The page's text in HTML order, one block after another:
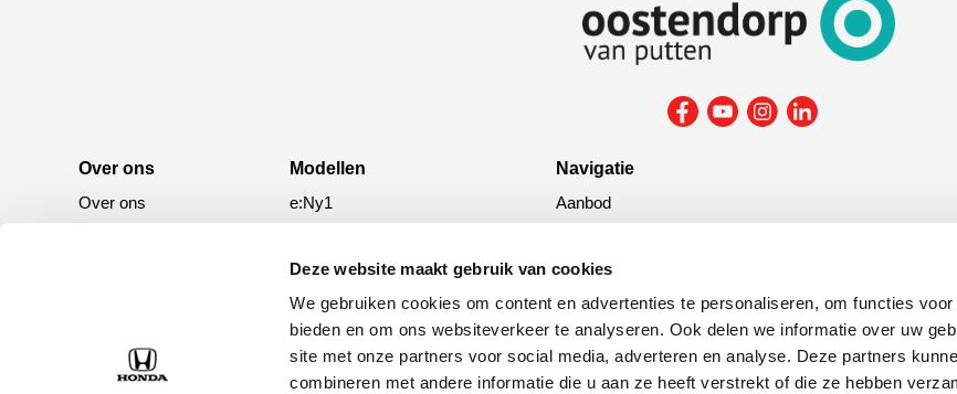
Deze website maakt gebruik van cookies
We gebruiken cookies om content en advertenties te personaliseren, om functies
bieden en om ons websiteverkeer te analyseren. Ook delen we informatie over uw
site met onze partners voor social media, adverteren en analyse. Deze partners
combineren met andere informatie die u aan ze heeft verstrekt of die ze hebben
Over ons
Over ons
Modellen
e:Ny1
CR-V e:HEV &
e:PHEV
HR-V e:HEV
Civic e:HEV
Jazz e:HEV
Navigatie
Aanbod
Verzekering